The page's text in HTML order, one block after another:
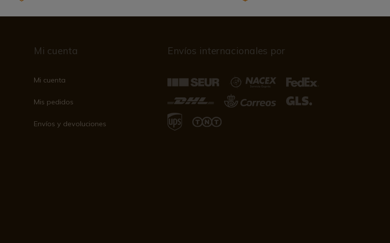
Mi cuenta
Mi cuenta
Mis pedidos
Envíos y devoluciones
Envíos internacionales por